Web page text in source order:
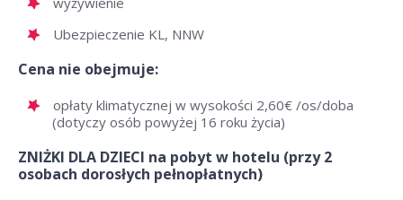
Ubezpieczenie KL, NNW
Cena nie obejmuje:
opłaty klimatycznej w wysokości 2,60€ /os/doba
(dotyczy osób powyżej 16 roku życia)
ZNIŻKI DLA DZIECI na pobyt w hotelu (przy 2
osobach dorosłych pełnopłatnych)